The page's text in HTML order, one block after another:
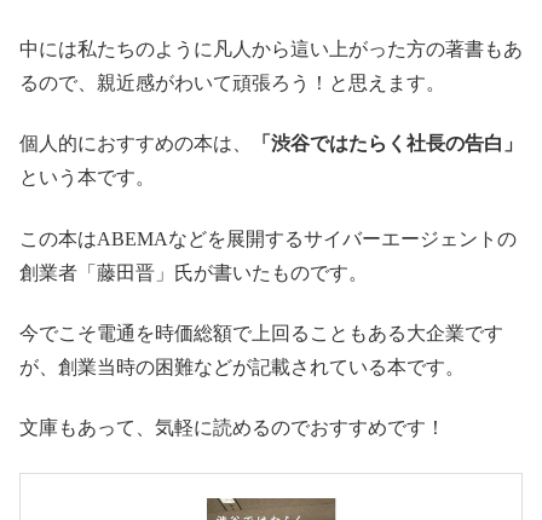
中には私たちのように凡人から這い上がった方の著書もあ
るので、親近感がわいて頑張ろう！と思えます。
個人的におすすめの本は、
「渋谷ではたらく社長の告白」
という本です。
この本はABEMAなどを展開するサイバーエージェントの
創業者「藤田晋」氏が書いたものです。
今でこそ電通を時価総額で上回ることもある大企業です
が、創業当時の困難などが記載されている本です。
文庫もあって、気軽に読めるのでおすすめです！